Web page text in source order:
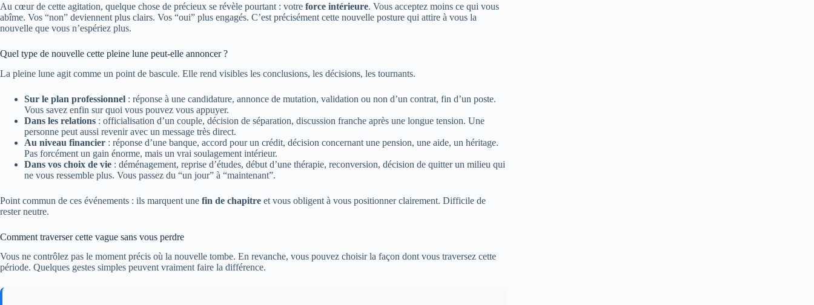
Au cœur de cette agitation, quelque chose de précieux se révèle pourtant : votre force intérieure. Vous acceptez moins ce qui vous
abîme. Vos “non” deviennent plus clairs. Vos “oui” plus engagés. C’est précisément cette nouvelle posture qui attire à vous la
nouvelle que vous n’espériez plus.
Quel type de nouvelle cette pleine lune peut-elle annoncer ?
La pleine lune agit comme un point de bascule. Elle rend visibles les conclusions, les décisions, les tournants.
Sur le plan professionnel : réponse à une candidature, annonce de mutation, validation ou non d’un contrat, fin d’un poste.
Vous savez enfin sur quoi vous pouvez vous appuyer.
Dans les relations : officialisation d’un couple, décision de séparation, discussion franche après une longue tension. Une
personne peut aussi revenir avec un message très direct.
Au niveau financier : réponse d’une banque, accord pour un crédit, décision concernant une pension, une aide, un héritage.
Pas forcément un gain énorme, mais un vrai soulagement intérieur.
Dans vos choix de vie : déménagement, reprise d’études, début d’une thérapie, reconversion, décision de quitter un milieu qui
ne vous ressemble plus. Vous passez du “un jour” à “maintenant”.
Point commun de ces événements : ils marquent une fin de chapitre et vous obligent à vous positionner clairement. Difficile de
rester neutre.
Comment traverser cette vague sans vous perdre
Vous ne contrôlez pas le moment précis où la nouvelle tombe. En revanche, vous pouvez choisir la façon dont vous traversez cette
période. Quelques gestes simples peuvent vraiment faire la différence.